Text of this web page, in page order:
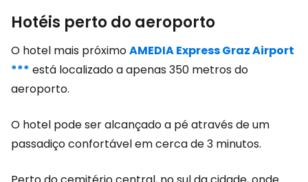
Hotéis perto do aeroporto
O hotel mais próximoAMEDIA Express Graz Airport
*** está localizado a apenas 350 metros do
aeroporto.
O hotel pode ser alcançado a pé através de um
passadiço confortável em cerca de 3 minutos.